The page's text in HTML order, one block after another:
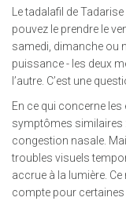
Le tadalafil de
pouvez le prendre le
samedi, dimanche ou
puissance - les deux
l’autre. C’est une
En ce qui concerne
symptômes similaires
congestion nasale.
troubles visuels
accrue à la lumière.
compte pour certaines